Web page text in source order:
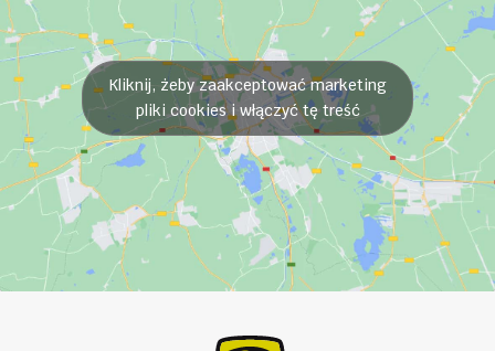
Kliknij, żeby zaakceptować marketing
pliki cookies i włączyć tę treść